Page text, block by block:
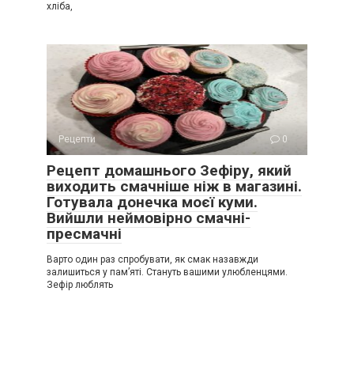
хліба,
Рецепти 0
Рецепт домашнього Зефіру, який
виходить смачніше ніж в магазині.
Готувала донечка моєї куми.
Вийшли неймовірно смачні-
пресмачні
Варто один раз спробувати, як смак назавжди
залишиться у пам’яті. Стануть вашими улюбленцями.
Зефір люблять